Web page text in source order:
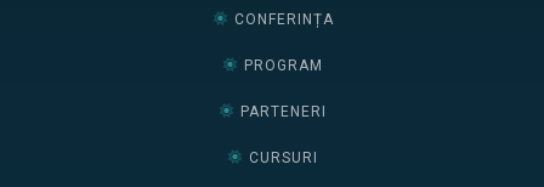
CONFERINȚA
PROGRAM
PARTENERI
CURSURI